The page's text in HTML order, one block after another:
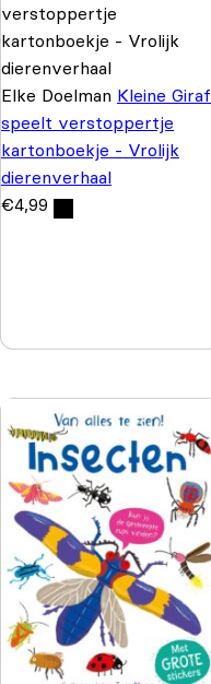
Elke Doelman Kleine Giraf
speelt verstoppertje
kartonboekje - Vrolijk
dierenverhaal
€4,99